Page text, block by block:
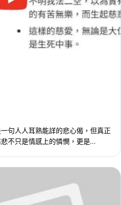
句人人耳熟能詳的悲心偈，但真正
不只是情感上的憐憫，更是…